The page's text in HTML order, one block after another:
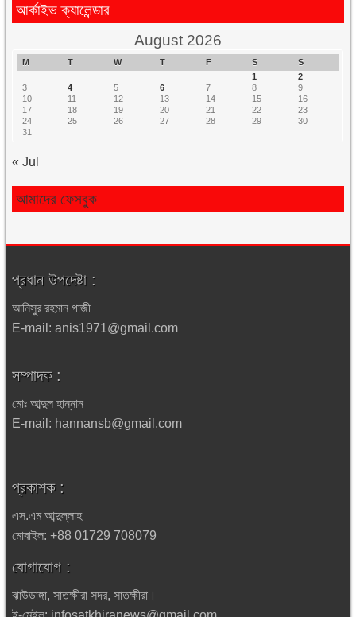
আর্কাইভ ক্যালেন্ডার
August 2026
M T W T F S
S
1
2
3
4 5 6 7 8
9
10
11 12 13 14 15
16
17
18 19 20 21 22
23
24
25 26 27 28 29
30
31
« Jul
আমাদের ফেসবুক
প্রধান উপদেষ্টা :
আনিসুর রহমান গাজী
E-mail: anis1971@gmail.com
সম্পাদক :
মোঃ আব্দুল হান্নান
E-mail: hannansb@gmail.com
প্রকাশক :
এস.এম আব্দুল্লাহ
মোবাইল: +88 01729 708079
যোগাযোগ :
ঝাউডাঙ্গা, সাতক্ষীরা সদর, সাতক্ষীরা।